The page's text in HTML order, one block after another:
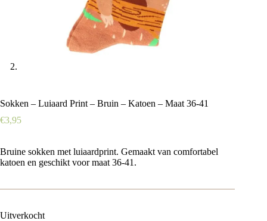
Sokken – Luiaard Print – Bruin – Katoen – Maat 36-41
€3,95
Bruine sokken met luiaardprint. Gemaakt van comfortabel
katoen en geschikt voor maat 36-41.
Uitverkocht